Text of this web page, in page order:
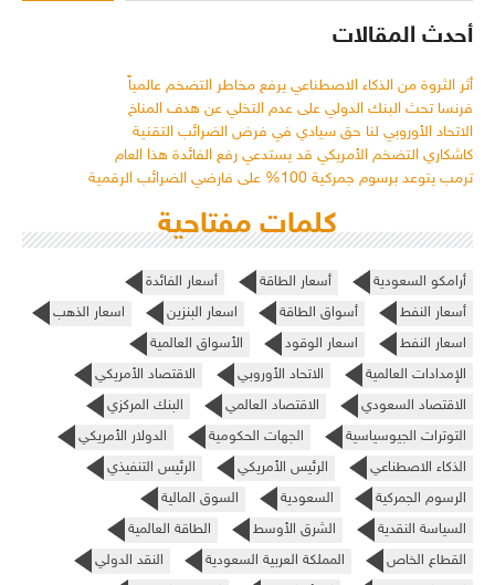
أحدث المقالات
أثر الثروة من الذكاء الاصطناعي يرفع مخاطر التضخم عالمياً
فرنسا تحث البنك الدولي على عدم التخلي عن هدف المناخ
الاتحاد الأوروبي لنا حق سيادي في فرض الضرائب التقنية
كاشكاري التضخم الأمريكي قد يستدعي رفع الفائدة هذا العام
ترمب يتوعد برسوم جمركية 100% على فارضي الضرائب الرقمية
كلمات مفتاحية
أرامكو السعودية أسعار الطاقة
أسعار الفائدة
أسعار النفط
أسواق الطاقة اسعار البنزين
اسعار الذهب
اسعار النفط
اسعار الوقود
الأسواق العالمية
الإمدادات العالمية
الاتحاد الأوروبي
الاقتصاد الأمريكي
الاقتصاد السعودي
الاقتصاد العالمي
البنك المركزي
التوترات الجيوسياسية
الجهات الحكومية
الدولار الأمريكي
الذكاء الاصطناعي
الرئيس الأمريكي
الرئيس التنفيذي
الرسوم الجمركية
السعودية
السوق المالية
السياسة النقدية
الشرق الأوسط
الطاقة العالمية
القطاع الخاص
المملكة العربية السعودية
النقد الدولي